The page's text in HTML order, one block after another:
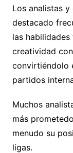
Los analistas
destacado
las
creatividad
convirtiéndolo
partidos
Muchos
más
menudo su
ligas.